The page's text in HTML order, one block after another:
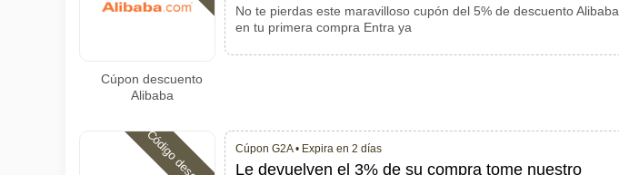
Cúpon descuento
Alibaba
No te pierdas este maravilloso cupón del 5% de descuento Alibaba
en tu primera compra Entra ya
Cúpon G2A • Expira en 2 días
Le devuelven el 3% de su compra tome nuestro